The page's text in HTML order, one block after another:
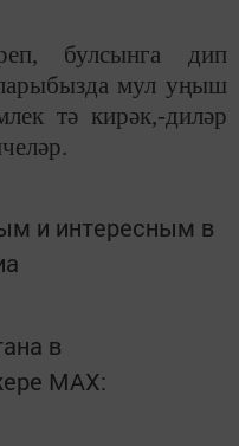
булсынга дип
мул уңыш
тә кирәк,-диләр
и интересным в
в
MАХ: